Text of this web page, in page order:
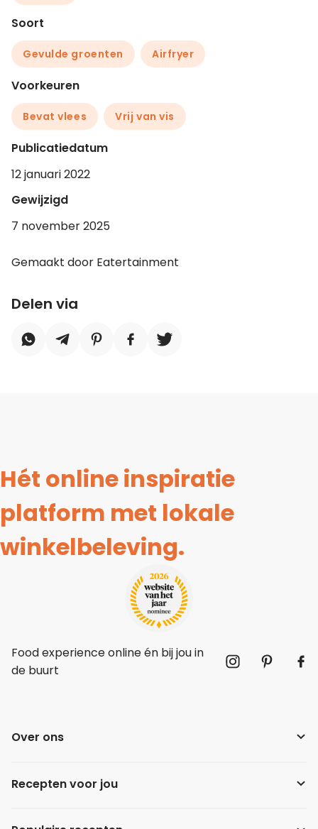
Soort
Gevulde groenten Airfryer
Voorkeuren
Bevat vlees Vrij van vis
Publicatiedatum
12 januari 2022
Gewijzigd
7 november 2025
Gemaakt door Eatertainment
Delen via
Hét online inspiratie
platform met lokale
winkelbeleving.
Food experience online én bij jou in
de buurt
Over ons
Recepten voor jou